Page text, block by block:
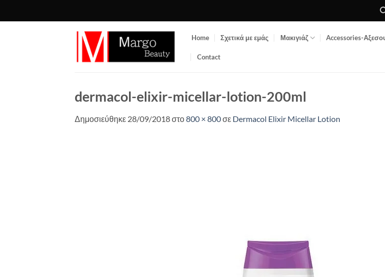
Home Σχετικά με εμάς Μακιγιάζ Accessories-
Contact
dermacol-elixir-micellar-lotion-200ml
Δημοσιεύθηκε 28/09/2018στο800 × 800σε Dermacol Elixir Micellar Lotion